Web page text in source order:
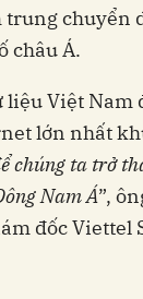
chuyển
châu Á.
liệu Việt Nam
lớn nhất
chúng ta trở
Nam Á”,
đốc Viettel